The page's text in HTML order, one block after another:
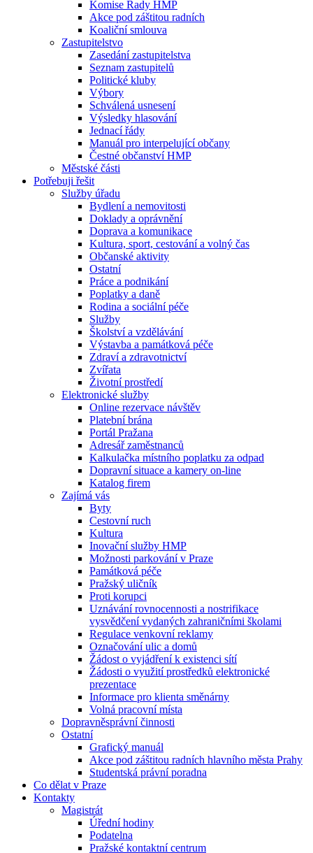
Komise Rady HMP
Akce pod záštitou radních
Koaliční smlouva
Zastupitelstvo
Zasedání zastupitelstva
Seznam zastupitelů
Politické kluby
Výbory
Schválená usnesení
Výsledky hlasování
Jednací řády
Manuál pro interpelující občany
Čestné občanství HMP
Městské části
Potřebuji řešit
Služby úřadu
Bydlení a nemovitosti
Doklady a oprávnění
Doprava a komunikace
Kultura, sport, cestování a volný čas
Občanské aktivity
Ostatní
Práce a podnikání
Poplatky a daně
Rodina a sociální péče
Služby
Školství a vzdělávání
Výstavba a památková péče
Zdraví a zdravotnictví
Zvířata
Životní prostředí
Elektronické služby
Online rezervace návštěv
Platební brána
Portál Pražana
Adresář zaměstnanců
Kalkulačka místního poplatku za odpad
Dopravní situace a kamery on-line
Katalog firem
Zajímá vás
Byty
Cestovní ruch
Kultura
Inovační služby HMP
Možnosti parkování v Praze
Památková péče
Pražský uličník
Proti korupci
Uznávání rovnocennosti a nostrifikace
vysvědčení vydaných zahraničními školami
Regulace venkovní reklamy
Označování ulic a domů
Žádost o vyjádření k existenci sítí
Žádosti o využití prostředků elektronické
prezentace
Informace pro klienta směnárny
Volná pracovní místa
Dopravněsprávní činnosti
Ostatní
Grafický manuál
Akce pod záštitou radních hlavního města Prahy
Studentská právní poradna
Co dělat v Praze
Kontakty
Magistrát
Úřední hodiny
Podatelna
Pražské kontaktní centrum